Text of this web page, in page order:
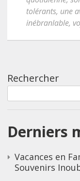
tolérants, une
inébranlable,
Rechercher
Derniers
Vacances en
Souvenirs